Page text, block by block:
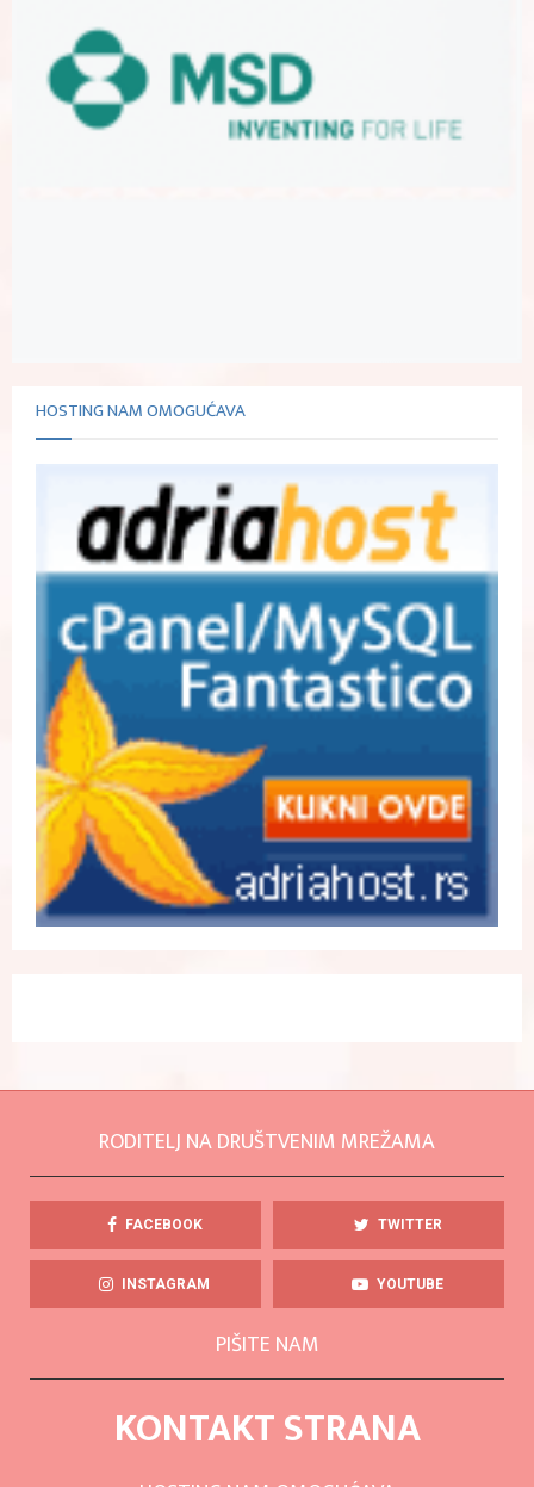
HOSTING NAM OMOGUĆAVA
RODITELJ NA DRUŠTVENIM MREŽAMA
FACEBOOK TWITTER
INSTAGRAM YOUTUBE
PIŠITE NAM
KONTAKT STRANA